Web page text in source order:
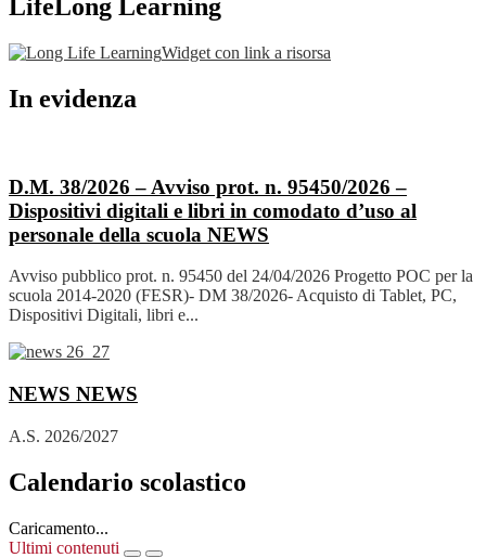
LifeLong Learning
Widget con link a risorsa
In evidenza
D.M. 38/2026 – Avviso prot. n. 95450/2026 –
Dispositivi digitali e libri in comodato d’uso al
personale della scuola NEWS
Avviso pubblico prot. n. 95450 del 24/04/2026 Progetto POC per la
scuola 2014-2020 (FESR)- DM 38/2026- Acquisto di Tablet, PC,
Dispositivi Digitali, libri e...
NEWS NEWS
A.S. 2026/2027
Calendario scolastico
Caricamento...
Ultimi contenuti